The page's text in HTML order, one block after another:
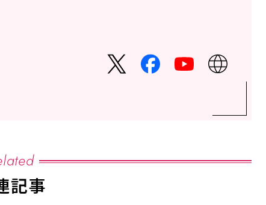
記事